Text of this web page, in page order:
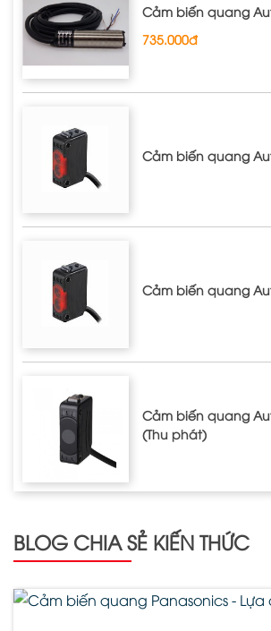
Cảm biến quang
735.000đ
Cảm biến quang
Cảm biến quang
Cảm biến quang
(Thu phát)
BLOG CHIA SẺ KIẾN THỨC